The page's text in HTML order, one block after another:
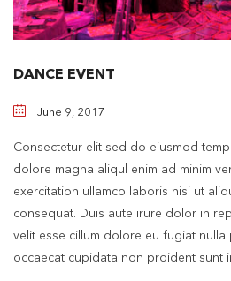
DANCE EVENT
June 9, 2017
Consectetur elit sed do eiusmod
dolore magna aliqul enim ad minim
exercitation ullamco laboris nisi ut
consequat. Duis aute irure dolor in
velit esse cillum dolore eu fugiat nulla
occaecat cupidata non proident sunt